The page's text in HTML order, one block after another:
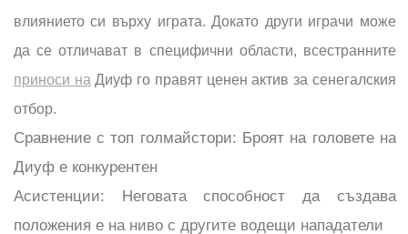
влиянието си върху играта. Докато други играчи може
да се отличават в специфични области, всестранните
приноси на Диуф го правят ценен актив за сенегалския
отбор.
Сравнение с топ голмайстори: Броят на головете на
Диуф е конкурентен
Асистенции: Неговата способност да създава
положения е на ниво с другите водещи нападатели